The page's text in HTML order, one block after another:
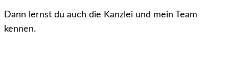
Dann lernst du auch die Kanzlei und mein Team
kennen.